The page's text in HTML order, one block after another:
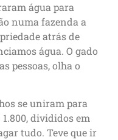
água para
numa fazenda a
atrás de
água. O gado
pessoas, olha o
se uniram para
divididos em
tudo. Teve que ir